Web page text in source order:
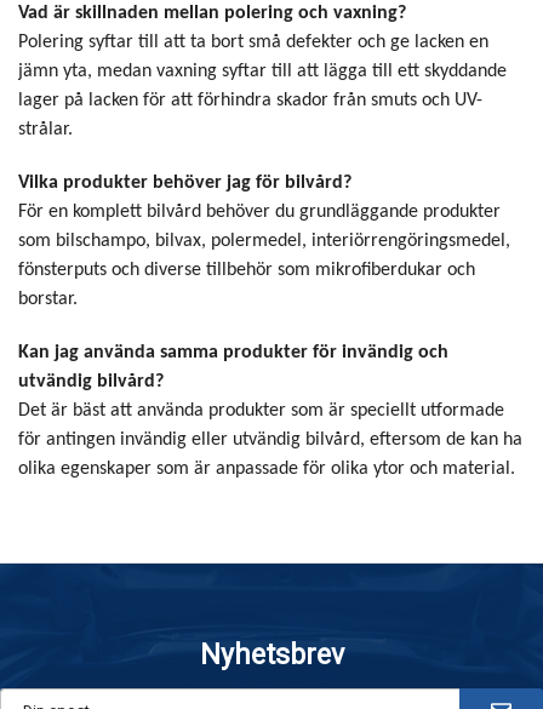
Vad är skillnaden mellan polering och vaxning?
Polering syftar till att ta bort små defekter och ge lacken en
jämn yta, medan vaxning syftar till att lägga till ett skyddande
lager på lacken för att förhindra skador från smuts och UV-
strålar.
Vilka produkter behöver jag för bilvård?
För en komplett bilvård behöver du grundläggande produkter
som bilschampo, bilvax, polermedel, interiörrengöringsmedel,
fönsterputs och diverse tillbehör som mikrofiberdukar och
borstar.
Kan jag använda samma produkter för invändig och
utvändig bilvård?
Det är bäst att använda produkter som är speciellt utformade
för antingen invändig eller utvändig bilvård, eftersom de kan ha
olika egenskaper som är anpassade för olika ytor och material.
Nyhetsbrev